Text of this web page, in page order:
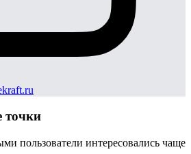
точки
пользователи интересовались чаще